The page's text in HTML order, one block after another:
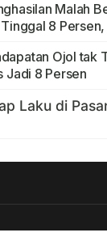
Malah
8 Persen,
Ojol tak
Jadi 8 Persen